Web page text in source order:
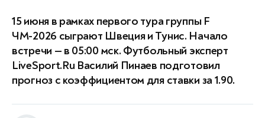
15 июня в рамках первого тура группы F
ЧМ-2026 сыграют Швеция и Тунис. Начало
встречи — в 05:00 мск. Футбольный эксперт
LiveSport.Ru Василий Пинаев подготовил
прогноз с коэффициентом для ставки за 1.90.